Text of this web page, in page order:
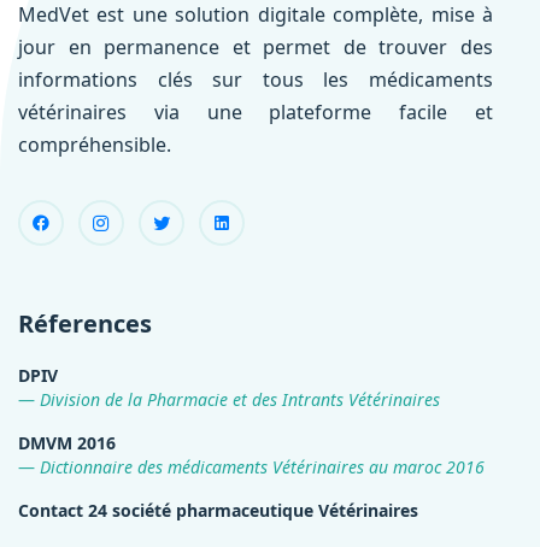
MedVet est une solution digitale complète, mise à
jour en permanence et permet de trouver des
informations clés sur tous les médicaments
vétérinaires via une plateforme facile et
compréhensible.
Réferences
DPIV
Division de la Pharmacie et des Intrants Vétérinaires
DMVM 2016
Dictionnaire des médicaments Vétérinaires au maroc 2016
Contact 24 société pharmaceutique Vétérinaires